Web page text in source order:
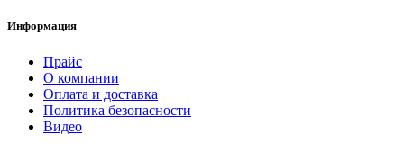
Информация
Прайс
О компании
Оплата и доставка
Политика безопасности
Видео